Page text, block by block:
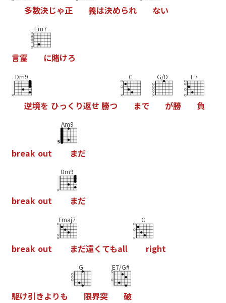
多数決じゃ正 義は決められ ない
言霊
Em7
に賭けろ
Dm9
逆境を ひっ く り返せ 勝つ
C
まで
G/D
が勝
E7
負
break out
Am9
まだ
break out
Dm9
まだ
break out
Fmaj7
まだ遠く てもall
C
right
駆け引きよ りも
G
限界突
E7/G#
破